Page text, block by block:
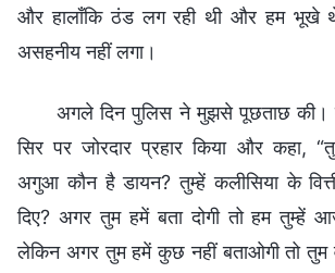
और हालाँकि ठंड लग रही थी और हम भूखे
असहनीय नहीं लगा।
अगले दिन पुलिस ने मुझसे पूछताछ की।
सिर पर जोरदार प्रहार किया और कहा,
अगुआ कौन है डायन? तुम्हें कलीसिया के
दिए? अगर तुम हमें बता दोगी तो हम तुम्हें
लेकिन अगर तुम हमें कुछ नहीं बताओगी तो तुम